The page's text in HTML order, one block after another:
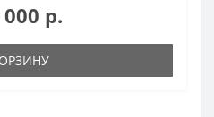
р.